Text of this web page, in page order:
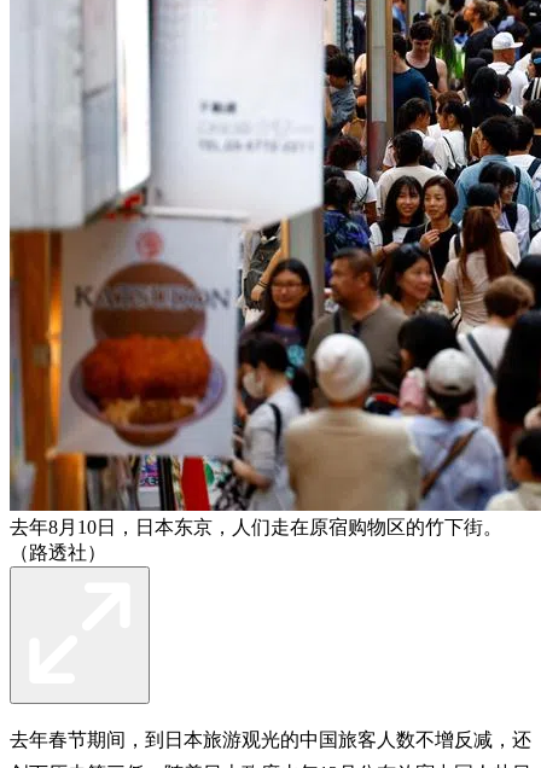
去年8月10日，日本东京，人们走在原宿购物区的竹下街。
（路透社）
去年春节期间，到日本旅游观光的中国旅客人数不增反减，还